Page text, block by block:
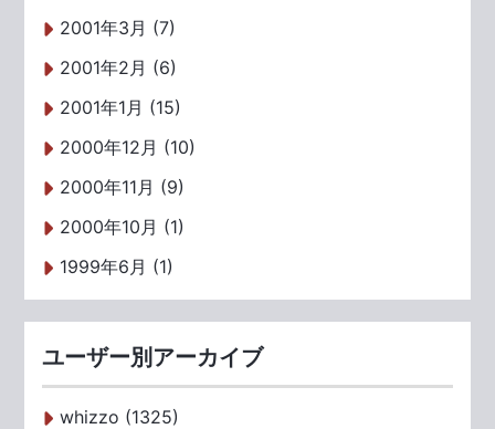
2001年3月 (7)
2001年2月 (6)
2001年1月 (15)
2000年12月 (10)
2000年11月 (9)
2000年10月 (1)
1999年6月 (1)
ユーザー別アーカイブ
whizzo (1325)